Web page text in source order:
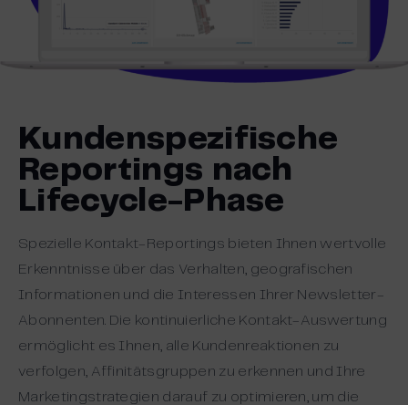
Kundenspezifische
Reportings nach
Lifecycle-Phase
Spezielle Kontakt-Reportings bieten Ihnen wertvolle
Erkenntnisse über das Verhalten, geografischen
Informationen und die Interessen Ihrer Newsletter-
Abonnenten. Die kontinuierliche Kontakt-Auswertung
ermöglicht es Ihnen, alle Kundenreaktionen zu
verfolgen, Affinitätsgruppen zu erkennen und Ihre
Marketingstrategien darauf zu optimieren, um die